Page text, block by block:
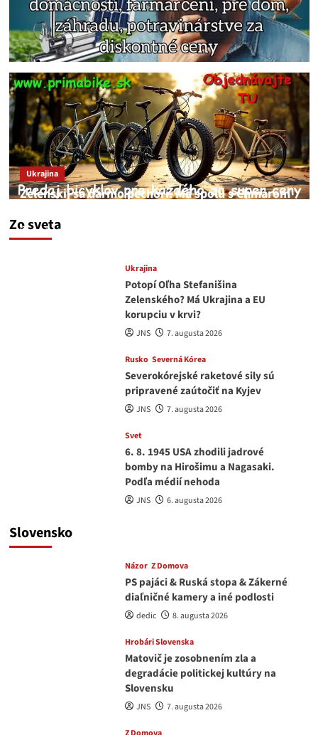
Zo sveta
Ukrajina
Zelenskij sa darmo pechorí. Má spolu s Chmarom
medvedar
Ukrajina
Potopí Oľha Stefanišina
Zelenského? Má Ukrajina a EU
korupciu v krvi?
JNS 7. augusta 2026
Rusko Severná Kórea
Severokórejské raketové sily sú
pripravené zaútočiť na Kyjev
JNS 7. augusta 2026
Svet
6. 8. 1945 USA zhodili jadrové
bomby na Hirošimu a Nagasaki.
Podľa médií nehoda
JNS 6. augusta 2026
Slovensko
Názor Z Domova
PS pajáci & Ruská stopa & Zákerné
diaľničné kamery a iné podlosti
dedic 8. augusta 2026
Hrobári Slovenska
Matovič je zosobnením zla a
degradácie politickej kultúry na
Slovensku
JNS 7. augusta 2026